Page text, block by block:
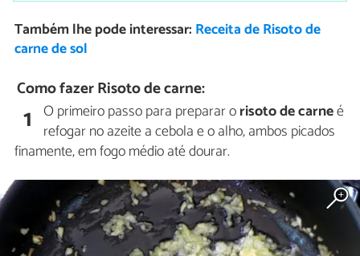
Também lhe pode interessar: Receita de Risoto de
carne de sol
Como fazer Risoto de carne:
1 O primeiro passo para preparar orisoto de carneé
refogar no azeite a cebola e o alho, ambos picados
finamente, em fogo médio até dourar.